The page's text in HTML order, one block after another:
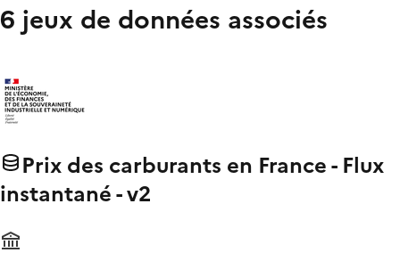
6 jeux de données associés
Prix des carburants en France - Flux
instantané - v2